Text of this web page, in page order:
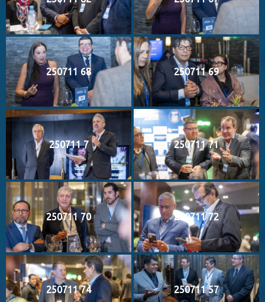
250711 68 250711 69
250711 7 250711 71
250711 70 250711 72
250711 74 250711 57